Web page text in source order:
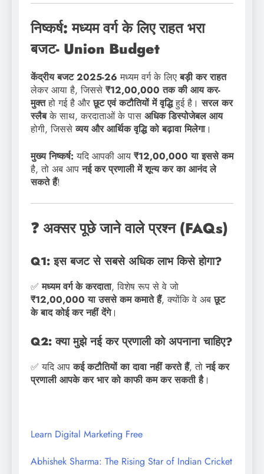
निष्कर्ष: मध्यम वर्ग के लिए राहत भरा
बजट- Union Budget
केंद्रीय बजट 2025-26 मध्यम वर्ग के लिएबड़ी कर राहत
लेकर आया है, जिससे ₹12,00,000 तक की आय कर-
मुक्तहो गई है औरछूट एवं कटौतियों में वृद्धिहुई है।सरल कर
स्लैबके साथ, करदाताओं के पास अधिक डिस्पोजेबल आय
होगी, जिससेव्यय और आर्थिक वृद्धि को बढ़ावा मिलेगा।
मुख्य निष्कर्ष: यदि आपकी आय ₹12,00,000 या इससे कम
है, तो अब आपनई कर प्रणाली में शून्य कर का आनंद ले
सकते हैं!
❓ अक्सर पूछे जाने वाले प्रश्न (FAQs)
Q1: इस बजट से सबसे अधिक लाभ किसे होगा?
✅मध्यम वर्ग के करदाता, विशेष रूप से वे जो
₹12,00,000 या उससे कम कमाते हैं, क्योंकि वे अबछूट
के बाद कोई कर नहीं देंगे।
Q2: क्या मुझे नई कर प्रणाली को अपनाना चाहिए?
✅ यदि आपकई कटौतियों का दावा नहीं करते हैं, तोनई कर
प्रणाली आपके कर भार को काफी कम कर सकती है।
Learn Digital Marketing Free
Abhishek Sharma: The Rising Star of Indian Cricket